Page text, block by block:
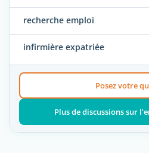
recherche emploi
infirmière expatriée
Posez votre
Plus de discussions sur